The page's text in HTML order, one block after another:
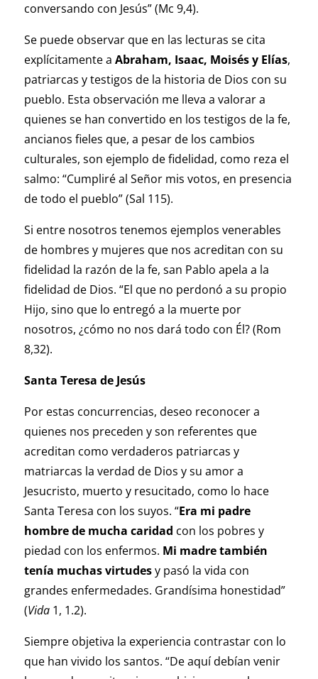
conversando con Jesús” (Mc 9,4).
Se puede observar que en las lecturas se cita
explícitamente a Abraham, Isaac, Moisés y Elías,
patriarcas y testigos de la historia de Dios con su
pueblo. Esta observación me lleva a valorar a
quienes se han convertido en los testigos de la fe,
ancianos fieles que, a pesar de los cambios
culturales, son ejemplo de fidelidad, como reza el
salmo: “Cumpliré al Señor mis votos, en presencia
de todo el pueblo” (Sal 115).
Si entre nosotros tenemos ejemplos venerables
de hombres y mujeres que nos acreditan con su
fidelidad la razón de la fe, san Pablo apela a la
fidelidad de Dios. “El que no perdonó a su propio
Hijo, sino que lo entregó a la muerte por
nosotros, ¿cómo no nos dará todo con Él? (Rom
8,32).
Santa Teresa de Jesús
Por estas concurrencias, deseo reconocer a
quienes nos preceden y son referentes que
acreditan como verdaderos patriarcas y
matriarcas la verdad de Dios y su amor a
Jesucristo, muerto y resucitado, como lo hace
Santa Teresa con los suyos. “Era mi padre
hombre de mucha caridad con los pobres y
piedad con los enfermos. Mi madre también
tenía muchas virtudesy pasó la vida con
grandes enfermedades. Grandísima honestidad”
(Vida1, 1.2).
Siempre objetiva la experiencia contrastar con lo
que han vivido los santos. “De aquí debían venir